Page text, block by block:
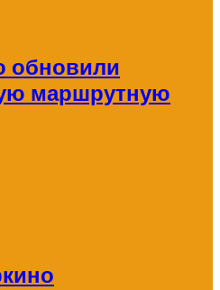
обновили
маршрутную